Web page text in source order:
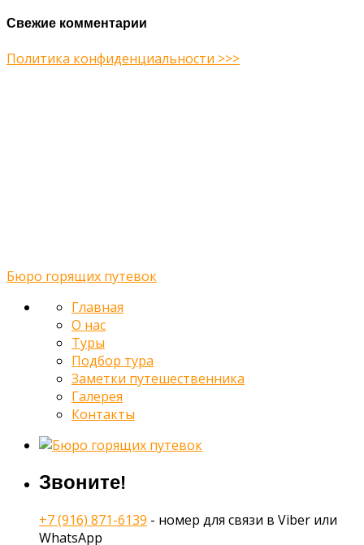
Свежие комментарии
Политика конфиденциальности >>>
Бюро горящих путевок
Главная
О нас
Туры
Подбор тура
Заметки путешественника
Галерея
Контакты
Звоните!
+7 (916) 871-6139 - номер для связи в Viber или
WhatsApp